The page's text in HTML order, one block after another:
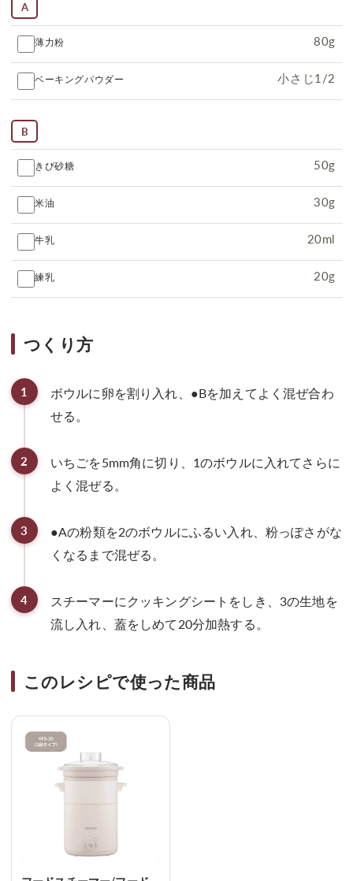
A
薄力粉 80g
ベーキングパウダー 小さじ1/2
B
きび砂糖 50g
米油 30g
牛乳 20ml
練乳 20g
つくり方
1
ボウルに卵を割り入れ、●Bを加えてよく混ぜ合わ
せる。
2
いちごを5mm角に切り、1のボウルに入れてさらに
よく混ぜる。
3
●Aの粉類を2のボウルにふるい入れ、粉っぽさがな
くなるまで混ぜる。
4
スチーマーにクッキングシートをしき、3の生地を
流し入れ、蓋をしめて20分加熱する。
このレシピで使った商品